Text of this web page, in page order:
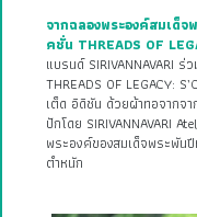
จากฉลองพระองค์สมเด็
คชั่น THREADS OF
แบรนด์ SIRIVANNAVARI ร่
THREADS OF LEGACY:
เต็ด อิดิชัน ด้วยผ้าทอจากจา
ปักโดย SIRIVANNAVARI
พระองค์ของสมเด็จพระพัน
ตำหนัก